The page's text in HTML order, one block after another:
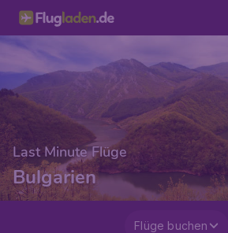
Last Minute Flüge
Bulgarien
Flüge buchen